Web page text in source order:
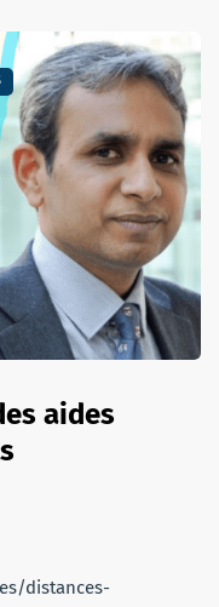
aides
distances-